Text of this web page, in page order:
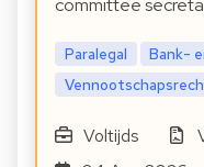
committee
Paralegal
Bank-
Voltijds